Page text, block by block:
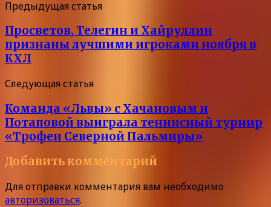
Предыдущая статья
Просветов, Телегин и Хайруллин
признаны лучшими игроками ноября в
КХЛ
Следующая статья
Команда «Львы» с Хачановым и
Потаповой выиграла теннисный турнир
«Трофеи Северной Пальмиры»
Добавить комментарий
Для отправки комментария вам необходимо
авторизоваться.